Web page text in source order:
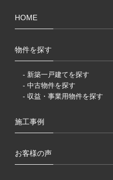
HOME
物件を探す
- 新築一戸建てを探す
- 中古物件を探す
- 収益・事業用物件を探す
施工事例
お客様の声